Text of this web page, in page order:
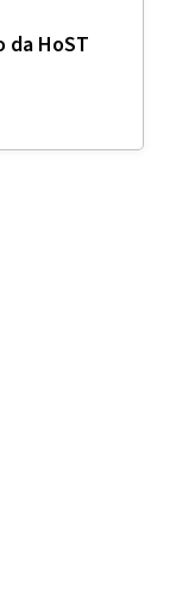
da HoST